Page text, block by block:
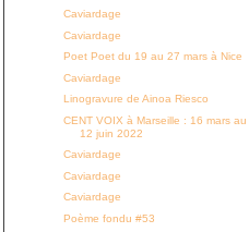
Caviardage
Caviardage
Poet Poet du 19 au 27 mars à Nice
Caviardage
Linogravure de Ainoa Riesco
CENT VOIX à Marseille : 16 mars au
12 juin 2022
Caviardage
Caviardage
Caviardage
Poème fondu #53